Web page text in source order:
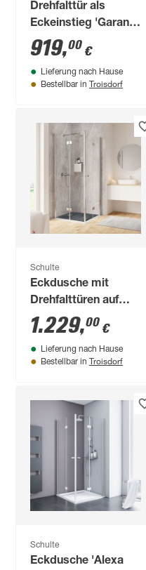
Drehfalttür als
Eckeinstieg 'Garant
2.0' Alu-Naturfarben
für
780 - 800 mm
919,00 €
Lieferung nach Hause
Bestellbar in Troisdorf
Schulte
Eckdusche mit
Drehfalttüren auf
Fliesen 'Garant 2.0'
Chromoptik 90 x 200
x 90 cm
1.229,00 €
Lieferung nach Hause
Bestellbar in Troisdorf
Schulte
Eckdusche 'Alexa